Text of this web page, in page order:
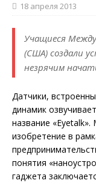
18 апреля 2013
Учащиеся
(США) создали
незрячим
Датчики,
динамик
название
изобретение в
понятия
гаджета